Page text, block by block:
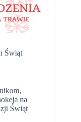
Świąt
na
Świąt